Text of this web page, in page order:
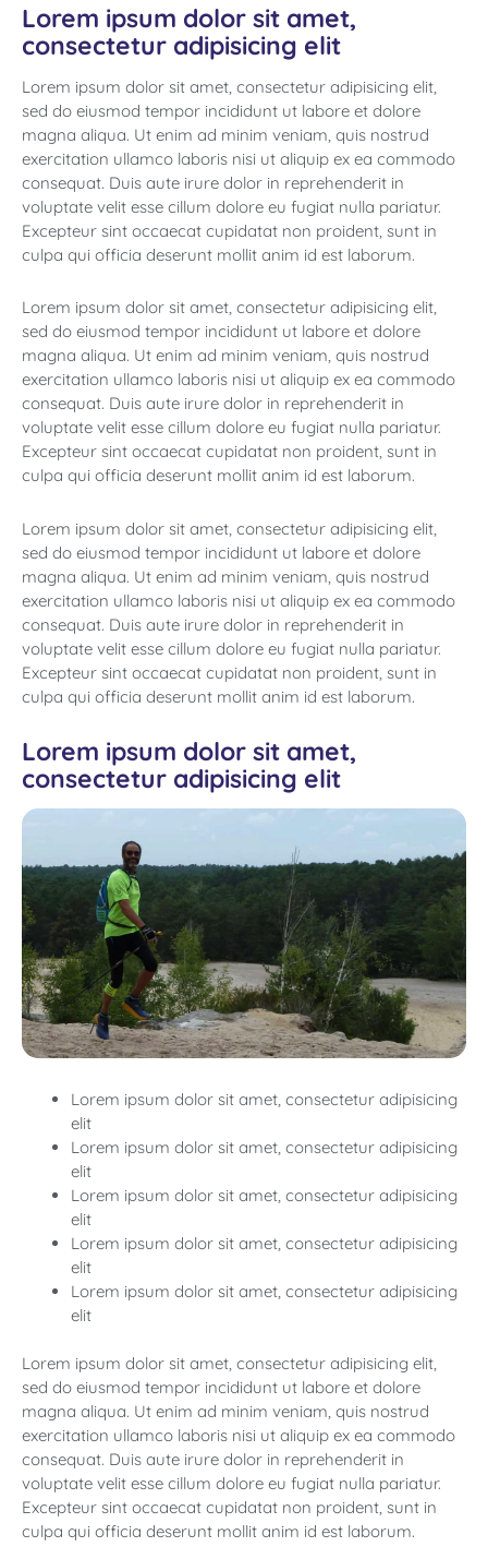
Lorem ipsum dolor sit amet,
consectetur adipisicing elit
Lorem ipsum dolor sit amet, consectetur adipisicing elit,
sed do eiusmod tempor incididunt ut labore et dolore
magna aliqua. Ut enim ad minim veniam, quis nostrud
exercitation ullamco laboris nisi ut aliquip ex ea commodo
consequat. Duis aute irure dolor in reprehenderit in
voluptate velit esse cillum dolore eu fugiat nulla pariatur.
Excepteur sint occaecat cupidatat non proident, sunt in
culpa qui officia deserunt mollit anim id est laborum.
Lorem ipsum dolor sit amet, consectetur adipisicing elit,
sed do eiusmod tempor incididunt ut labore et dolore
magna aliqua. Ut enim ad minim veniam, quis nostrud
exercitation ullamco laboris nisi ut aliquip ex ea commodo
consequat. Duis aute irure dolor in reprehenderit in
voluptate velit esse cillum dolore eu fugiat nulla pariatur.
Excepteur sint occaecat cupidatat non proident, sunt in
culpa qui officia deserunt mollit anim id est laborum.
Lorem ipsum dolor sit amet, consectetur adipisicing elit,
sed do eiusmod tempor incididunt ut labore et dolore
magna aliqua. Ut enim ad minim veniam, quis nostrud
exercitation ullamco laboris nisi ut aliquip ex ea commodo
consequat. Duis aute irure dolor in reprehenderit in
voluptate velit esse cillum dolore eu fugiat nulla pariatur.
Excepteur sint occaecat cupidatat non proident, sunt in
culpa qui officia deserunt mollit anim id est laborum.
Lorem ipsum dolor sit amet,
consectetur adipisicing elit
Lorem ipsum dolor sit amet, consectetur adipisicing
elit
Lorem ipsum dolor sit amet, consectetur adipisicing
elit
Lorem ipsum dolor sit amet, consectetur adipisicing
elit
Lorem ipsum dolor sit amet, consectetur adipisicing
elit
Lorem ipsum dolor sit amet, consectetur adipisicing
elit
Lorem ipsum dolor sit amet, consectetur adipisicing elit,
sed do eiusmod tempor incididunt ut labore et dolore
magna aliqua. Ut enim ad minim veniam, quis nostrud
exercitation ullamco laboris nisi ut aliquip ex ea commodo
consequat. Duis aute irure dolor in reprehenderit in
voluptate velit esse cillum dolore eu fugiat nulla pariatur.
Excepteur sint occaecat cupidatat non proident, sunt in
culpa qui officia deserunt mollit anim id est laborum.